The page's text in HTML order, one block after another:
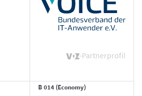
-Partnerprofil
B 014 (Economy)